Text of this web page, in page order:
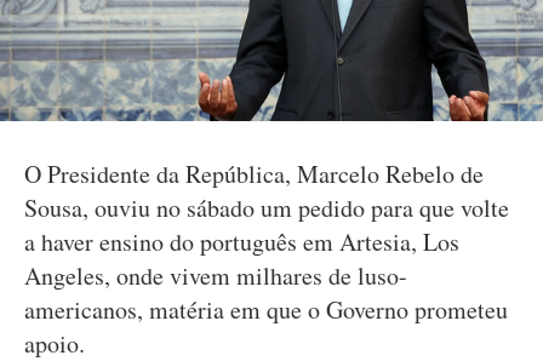
O Presidente da República, Marcelo Rebelo de
Sousa, ouviu no sábado um pedido para que volte
a haver ensino do português em Artesia, Los
Angeles, onde vivem milhares de luso-
americanos, matéria em que o Governo prometeu
apoio.